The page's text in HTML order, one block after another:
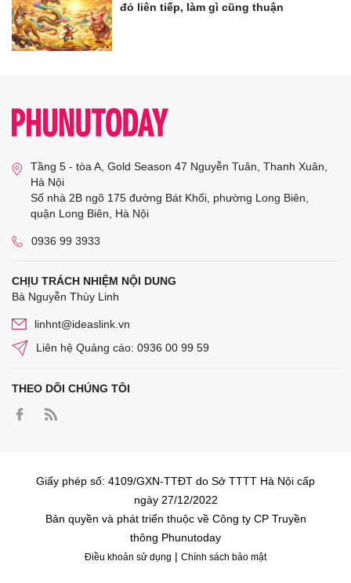
đỏ liên tiếp, làm gì cũng thuận
Tầng 5 - tòa A, Gold Season 47 Nguyễn Tuân, Thanh Xuân,
Hà Nội
Số nhà 2B ngõ 175 đường Bát Khối, phường Long Biên,
quận Long Biên, Hà Nội
0936 99 3933
CHỊU TRÁCH NHIỆM NỘI DUNG
Bà Nguyễn Thùy Linh
linhnt@ideaslink.vn
Liên hệ Quảng cáo: 0936 00 99 59
THEO DÕI CHÚNG TÔI
Giấy phép số: 4109/GXN-TTĐT do Sở TTTT Hà Nội cấp
ngày 27/12/2022
Bản quyền và phát triển thuộc về Công ty CP Truyền
thông Phunutoday
Điều khoản sử dụng | Chính sách bảo mật